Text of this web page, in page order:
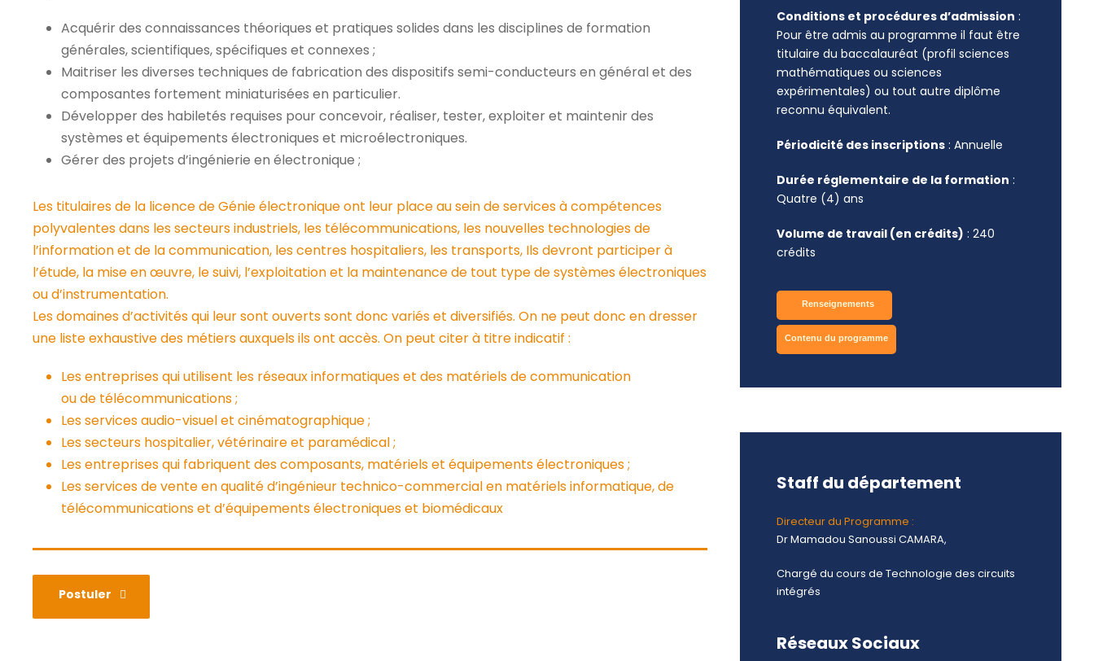
Acquérir des connaissances théoriques et pratiques solides dans les disciplines de formation
générales, scientifiques, spécifiques et connexes ;
Maitriser les diverses techniques de fabrication des dispositifs semi-conducteurs en général et des
composantes fortement miniaturisées en particulier.
Développer des habiletés requises pour concevoir, réaliser, tester, exploiter et maintenir des
systèmes et équipements électroniques et microélectroniques.
Gérer des projets d’ingénierie en électronique ;
Les titulaires de la licence de Génie électronique ont leur place au sein de services à compétences
polyvalentes dans les secteurs industriels, les télécommunications, les nouvelles technologies de
l’information et de la communication, les centres hospitaliers, les transports, Ils devront participer à
l’étude, la mise en œuvre, le suivi, l’exploitation et la maintenance de tout type de systèmes électroniques
ou d’instrumentation.
Les domaines d’activités qui leur sont ouverts sont donc variés et diversifiés. On ne peut donc en dresser
une liste exhaustive des métiers auxquels ils ont accès. On peut citer à titre indicatif :
Les entreprises qui utilisent les réseaux informatiques et des matériels de communication
ou de télécommunications ;
Les services audio-visuel et cinématographique ;
Les secteurs hospitalier, vétérinaire et paramédical ;
Les entreprises qui fabriquent des composants, matériels et équipements électroniques ;
Les services de vente en qualité d’ingénieur technico-commercial en matériels informatique, de
télécommunications et d’équipements électroniques et biomédicaux
Postuler
Conditions et procédures d’admission :
Pour être admis au programme il faut être
titulaire du baccalauréat (profil sciences
mathématiques ou sciences
expérimentales) ou tout autre diplôme
reconnu équivalent.
Périodicité des inscriptions : Annuelle
Durée réglementaire de la formation :
Quatre (4) ans
Volume de travail (en crédits) : 240
crédits
Renseignements
Contenu du programme
Staff du département
Directeur du Programme :
Dr Mamadou Sanoussi CAMARA,
Chargé du cours de Technologie des circuits
intégrés
Réseaux Sociaux